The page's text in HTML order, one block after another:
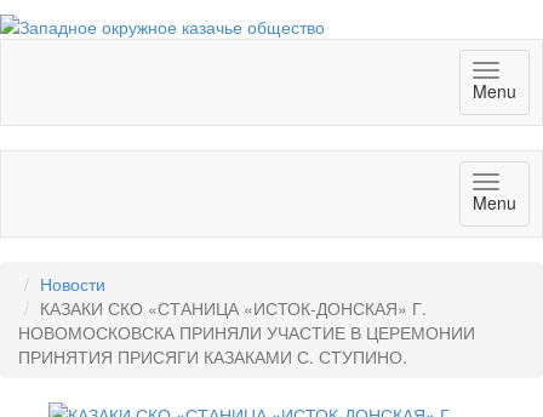
Menu
Menu
Новости
КАЗАКИ СКО «СТАНИЦА «ИСТОК-ДОНСКАЯ» Г.
НОВОМОСКОВСКА ПРИНЯЛИ УЧАСТИЕ В ЦЕРЕМОНИИ
ПРИНЯТИЯ ПРИСЯГИ КАЗАКАМИ С. СТУПИНО.